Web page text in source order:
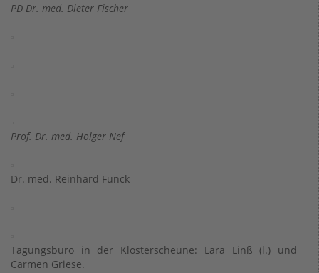
PD Dr. med. Dieter Fischer
Prof. Dr. med. Holger Nef
Dr. med. Reinhard Funck
Tagungsbüro in der Klosterscheune: Lara Linß (l.) und
Carmen Griese.